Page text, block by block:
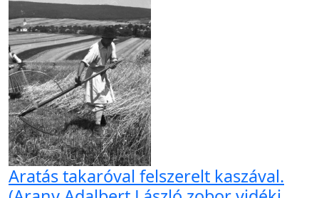
Aratás takaróval felszerelt kaszával.